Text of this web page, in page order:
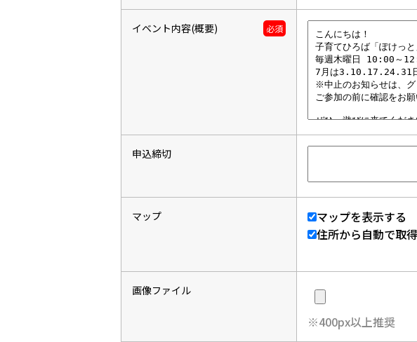
イベント内容(概要) 必須
申込締切
マップ
マップを表示する
住所から自動で取
画像ファイル
※400px以上推奨